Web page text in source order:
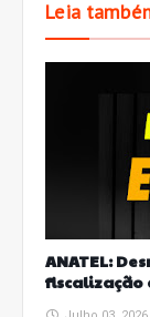
Leia
ANATEL:
fiscalização